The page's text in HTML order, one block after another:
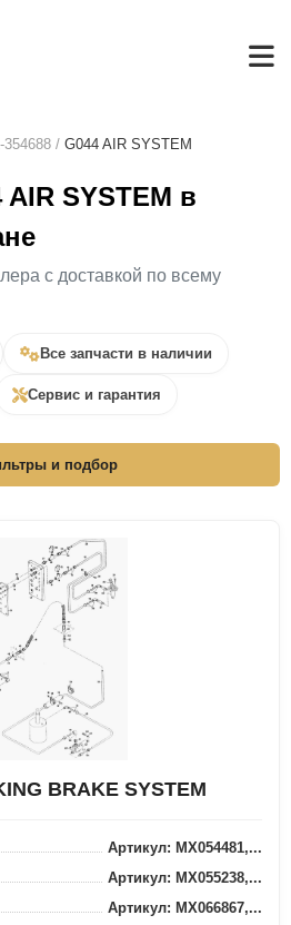
354688 / G044 AIR SYSTEM
SYSTEM в
с доставкой по всему
Все запчасти в наличии
Сервис и гарантия
и подбор
BRAKE SYSTEM
Артикул: MX054481,...
Артикул: MX055238,...
Артикул: MX066867,...